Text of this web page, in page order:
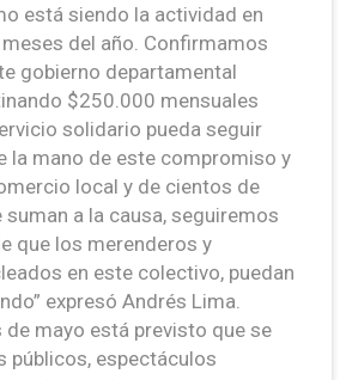
está siendo la actividad en
del año. Confirmamos
gobierno departamental
$250.000 mensuales
solidario pueda seguir
la mano de este compromiso y
local y de cientos de
a la causa, seguiremos
que los merenderos y
en este colectivo, puedan
expresó Andrés Lima.
de mayo está previsto que se
públicos, espectáculos